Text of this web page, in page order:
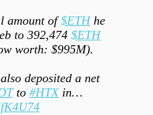
amount of$ETHhe
to 392,474 $ETH
worth: $995M).
deposited a net
to #HTXin…